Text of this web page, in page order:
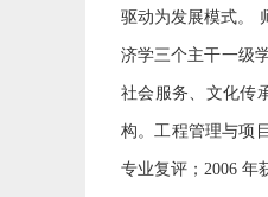
驱动为发展模式。
济学三个主干一级
社会服务、文化传
构。工程管理与项
专业复评；2006 年